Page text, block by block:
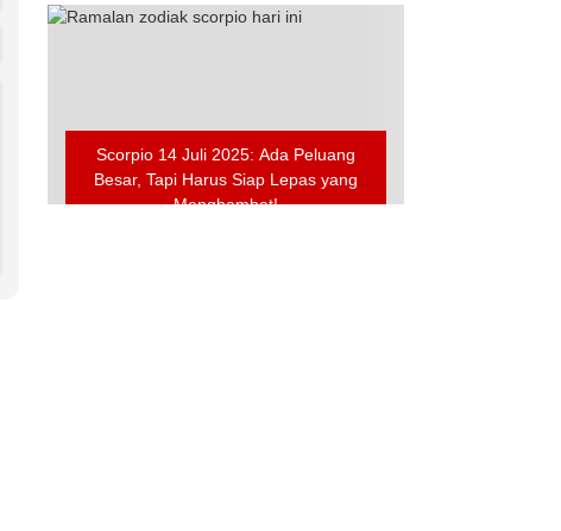
Scorpio 14 Juli 2025: Ada Peluang
Besar, Tapi Harus Siap Lepas yang
Menghambat!